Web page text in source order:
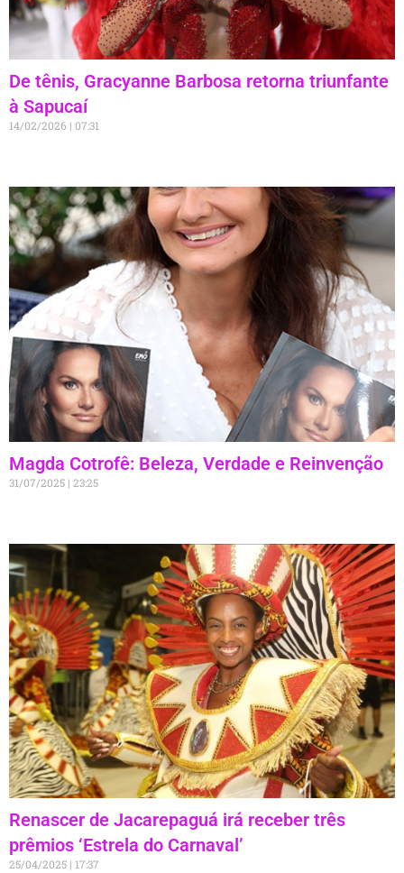
De tênis, Gracyanne Barbosa retorna triunfante
à Sapucaí
14/02/2026 07:31
Magda Cotrofê: Beleza, Verdade e Reinvenção
31/07/2025 23:25
Renascer de Jacarepaguá irá receber três
prêmios ‘Estrela do Carnaval’
25/04/2025 17:37